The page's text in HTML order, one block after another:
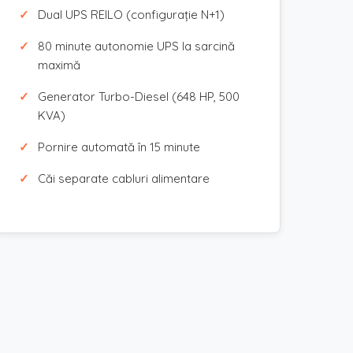
Dual UPS REILO (configurație N+1)
80 minute autonomie UPS la sarcină
maximă
Generator Turbo-Diesel (648 HP, 500
KVA)
Pornire automată în 15 minute
Căi separate cabluri alimentare